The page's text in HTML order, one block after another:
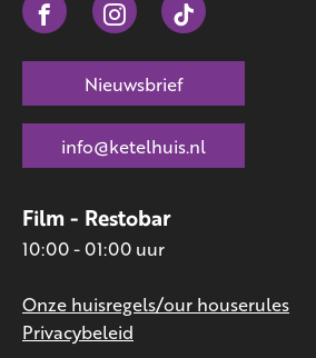
Film - Restobar
10:00 - 01:00 uur
Onze huisregels/our houserules
Privacybeleid
Nieuwsbrief
info@ketelhuis.nl